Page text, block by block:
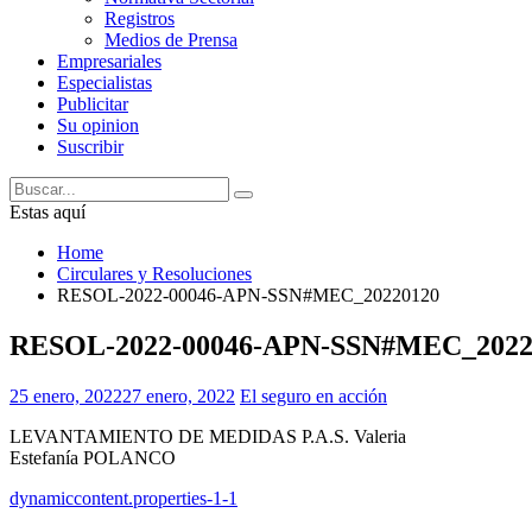
Registros
Medios de Prensa
Empresariales
Especialistas
Publicitar
Su opinion
Suscribir
Estas aquí
Home
Circulares y Resoluciones
RESOL-2022-00046-APN-SSN#MEC_20220120
RESOL-2022-00046-APN-
25 enero, 202227 enero, 2022 El seguro en acción
LEVANTAMIENTO DE MEDIDAS P.A.S. Valeria
Estefanía POLANCO
dynamiccontent.properties-1-1